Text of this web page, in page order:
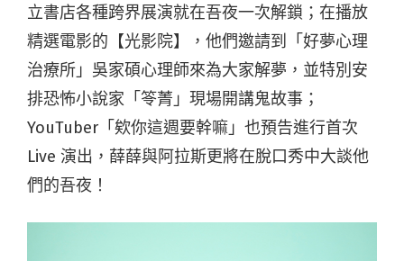
立書店各種跨界展演就在吾夜一次解鎖；在播放
精選電影的【光影院】，他們邀請到「好夢心理
治療所」吳家碩心理師來為大家解夢，並特別安
排恐怖小說家「笭菁」現場開講鬼故事；
YouTuber「欸你這週要幹嘛」也預告進行首次
Live 演出，薛薛與阿拉斯更將在脫口秀中大談他
們的吾夜！